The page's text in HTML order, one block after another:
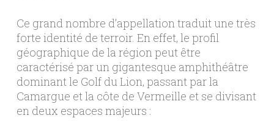
Ce grand nombre d’appellation traduit une très
forte identité de terroir. En effet, le profil
géographique de la région peut être
caractérisé par un gigantesque amphithéâtre
dominant le Golf du Lion, passant par la
Camargue et la côte de Vermeille et se divisant
en deux espaces majeurs :